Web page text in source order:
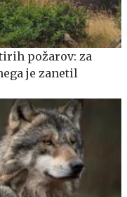
požarov: za
je zanetil